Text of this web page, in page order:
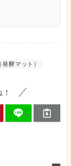
酵マット）